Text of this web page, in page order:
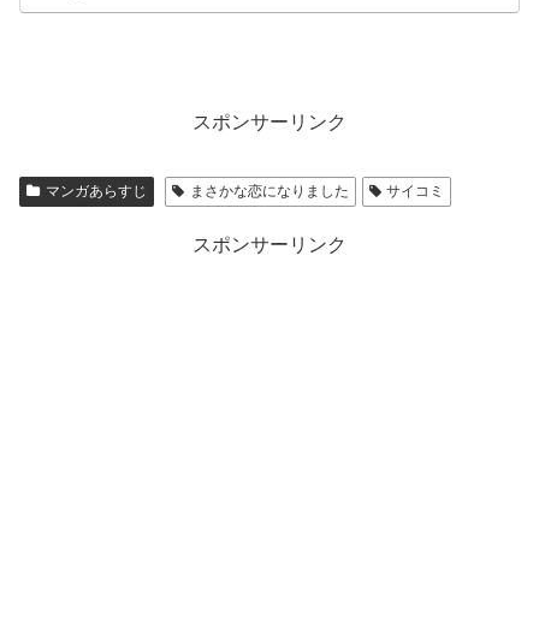
スポンサーリンク
マンガあらすじ まさかな恋になりました サイコミ
スポンサーリンク